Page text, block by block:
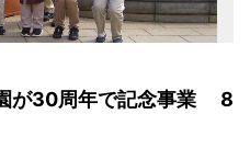
が30周年で記念事業 8